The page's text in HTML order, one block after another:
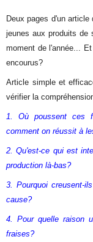
Deux pages d'un article
jeunes aux produits de
moment de l'année...
encourus?
Article simple et
vérifier la
1. Où poussent ces
comment on réussit à
2. Qu'est-ce qui est
production là-bas?
3. Pourquoi creusent-
cause?
4. Pour quelle raison
fraises?